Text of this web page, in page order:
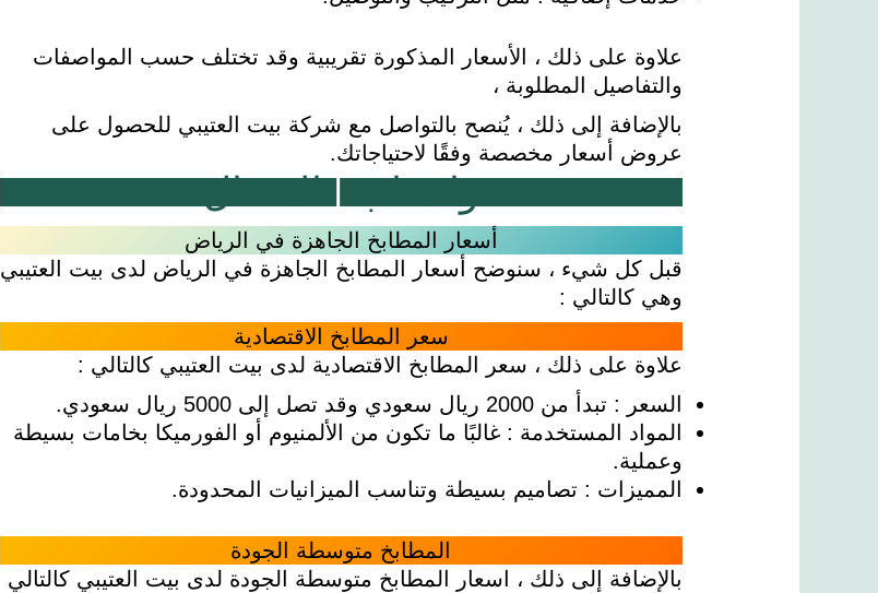
علاوة على ذلك ، الأسعار المذكورة تقريبية وقد تختلف حسب المواصفات
والتفاصيل المطلوبة ،
بالإضافة إلى ذلك ، يُنصح بالتواصل مع شركة بيت العتيبي للحصول على
عروض أسعار مخصصة وفقًا لاحتياجاتك.
واتساب|الاتصال
أسعار المطابخ الجاهزة في الرياض
قبل كل شيء ، سنوضح أسعار المطابخ الجاهزة في الرياض لدى بيت العتيبي
وهي كالتالي :
سعر المطابخ الاقتصادية
علاوة على ذلك ، سعر المطابخ الاقتصادية لدى بيت العتيبي كالتالي :
السعر : تبدأ من 2000 ريال سعودي وقد تصل إلى 5000 ريال سعودي.
المواد المستخدمة : غالبًا ما تكون من الألمنيوم أو الفورميكا بخامات بسيطة
وعملية.
المميزات : تصاميم بسيطة وتناسب الميزانيات المحدودة.
المطابخ متوسطة الجودة
بالإضافة إلى ذلك ، اسعار المطابخ متوسطة الجودة لدى بيت العتيبي كالتالي